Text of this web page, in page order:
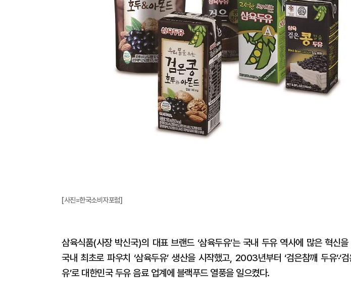
[사진=한국소비자포럼]
삼육식품(사장 박신국)의 대표 브랜드 ‘삼육두유’는 국내 두유 역사에 많은 혁신
국내 최초로 파우치 ‘삼육두유’ 생산을 시작했고, 2003년부터 ‘검은참깨 두유’·‘검
유’로 대한민국 두유 음료 업계에 블랙푸드 열풍을 일으켰다.